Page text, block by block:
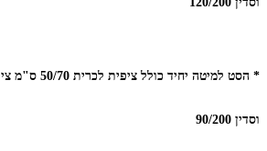
וסדין 90/200